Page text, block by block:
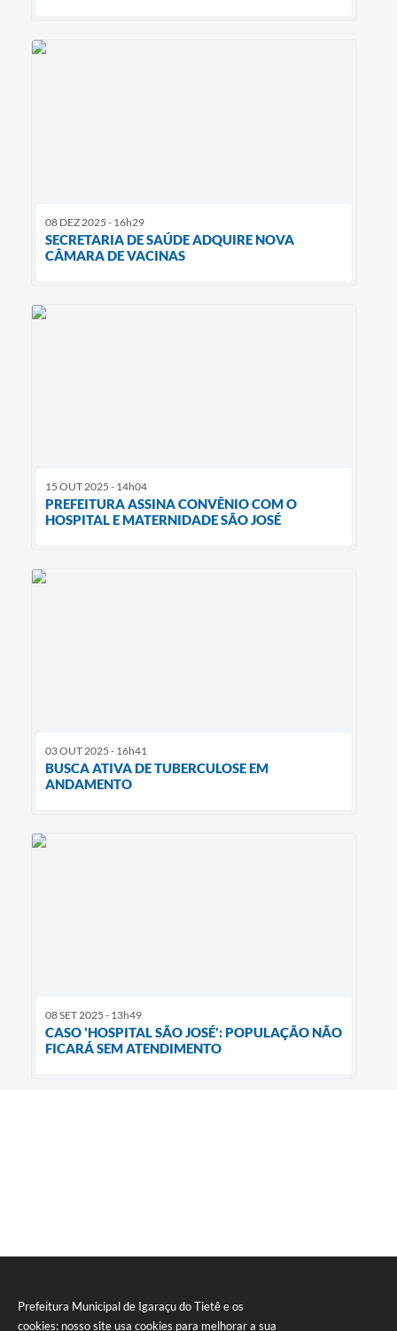
Prefeitura Municipal de Igaraçu do Tietê e os
cookies: nosso site usa cookies para melhorar a sua
08 DEZ 2025 - 16h29
SECRETARIA DE SAÚDE ADQUIRE NOVA
CÂMARA DE VACINAS
15 OUT 2025 - 14h04
PREFEITURA ASSINA CONVÊNIO COM O
HOSPITAL E MATERNIDADE SÃO JOSÉ
03 OUT 2025 - 16h41
BUSCA ATIVA DE TUBERCULOSE EM
ANDAMENTO
08 SET 2025 - 13h49
CASO 'HOSPITAL SÃO JOSÉ': POPULAÇÃO NÃO
FICARÁ SEM ATENDIMENTO